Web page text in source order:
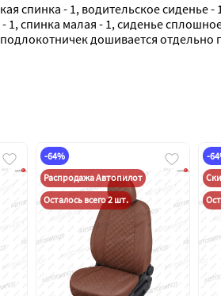
спинка - 1, водительское сиденье
спинка малая - 1, сиденье
дошивается отдельно
-64%
Распродажа Автопилот
Осталось всего 2 шт.
-